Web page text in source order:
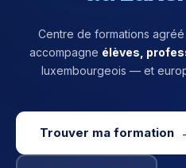
DE
Centre de formations
accompagne élèves,
luxembourgeois — et
Trouver ma formation